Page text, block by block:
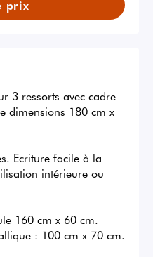
prix
3 ressorts avec cadre
dimensions 180 cm x
Ecriture facile à la
intérieure ou
160 cm x 60 cm.
: 100 cm x 70 cm.